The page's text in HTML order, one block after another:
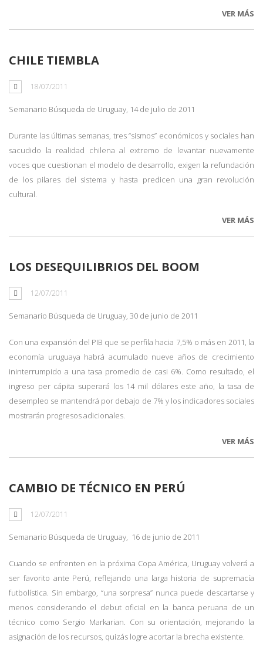
VER MÁS
CHILE TIEMBLA
18/07/2011
Semanario Búsqueda de Uruguay, 14 de julio de 2011
Durante las últimas semanas, tres “sismos” económicos y sociales han
sacudido la realidad chilena al extremo de levantar nuevamente
voces que cuestionan el modelo de desarrollo, exigen la refundación
de los pilares del sistema y hasta predicen una gran revolución
cultural.
VER MÁS
LOS DESEQUILIBRIOS DEL BOOM
12/07/2011
Semanario Búsqueda de Uruguay, 30 de junio de 2011
Con una expansión del PIB que se perfila hacia 7,5% o más en 2011, la
economía uruguaya habrá acumulado nueve años de crecimiento
ininterrumpido a una tasa promedio de casi 6%. Como resultado, el
ingreso per cápita superará los 14 mil dólares este año, la tasa de
desempleo se mantendrá por debajo de 7% y los indicadores sociales
mostrarán progresos adicionales.
VER MÁS
CAMBIO DE TÉCNICO EN PERÚ
12/07/2011
Semanario Búsqueda de Uruguay, 16 de junio de 2011
Cuando se enfrenten en la próxima Copa América, Uruguay volverá a
ser favorito ante Perú, reflejando una larga historia de supremacía
futbolística. Sin embargo, “una sorpresa” nunca puede descartarse y
menos considerando el debut oficial en la banca peruana de un
técnico como Sergio Markarian. Con su orientación, mejorando la
asignación de los recursos, quizás logre acortar la brecha existente.